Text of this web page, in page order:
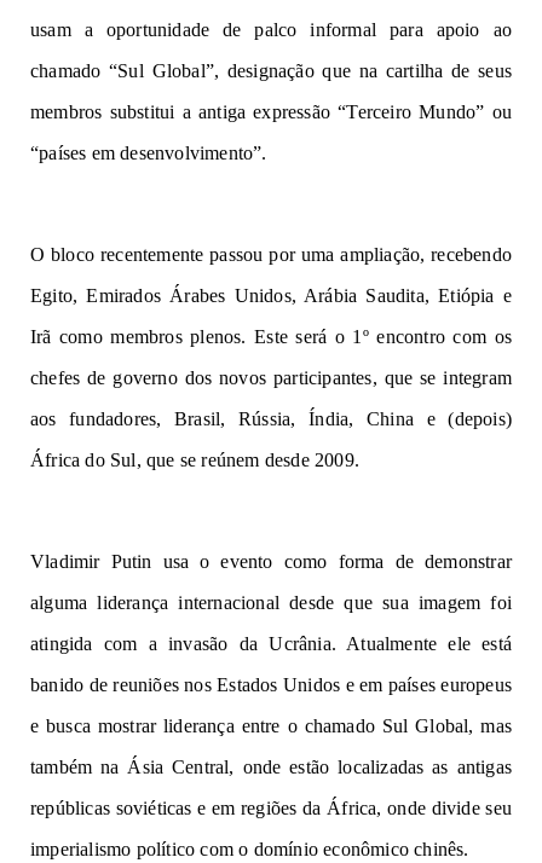
usam a oportunidade de palco informal para apoio ao
chamado “Sul Global”, designação que na cartilha de seus
membros substitui a antiga expressão “Terceiro Mundo” ou
“países em desenvolvimento”.
O bloco recentemente passou por uma ampliação, recebendo
Egito, Emirados Árabes Unidos, Arábia Saudita, Etiópia e
Irã como membros plenos. Este será o 1º encontro com os
chefes de governo dos novos participantes, que se integram
aos fundadores, Brasil, Rússia, Índia, China e (depois)
África do Sul, que se reúnem desde 2009.
Vladimir Putin usa o evento como forma de demonstrar
alguma liderança internacional desde que sua imagem foi
atingida com a invasão da Ucrânia. Atualmente ele está
banido de reuniões nos Estados Unidos e em países europeus
e busca mostrar liderança entre o chamado Sul Global, mas
também na Ásia Central, onde estão localizadas as antigas
repúblicas soviéticas e em regiões da África, onde divide seu
imperialismo político com o domínio econômico chinês.